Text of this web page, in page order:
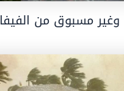
وغير مسبوق من الفيفا